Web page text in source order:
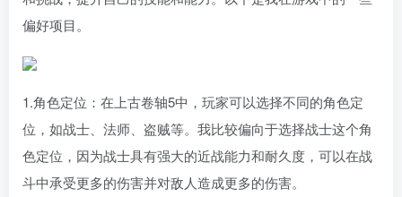
偏好项目。
1.角色定位：在上古卷轴5中，玩家可以选择不同的角色定
位，如战士、法师、盗贼等。我比较偏向于选择战士这个角
色定位，因为战士具有强大的近战能力和耐久度，可以在战
斗中承受更多的伤害并对敌人造成更多的伤害。